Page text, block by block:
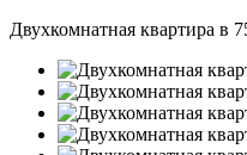
Двухкомнатная квартира в